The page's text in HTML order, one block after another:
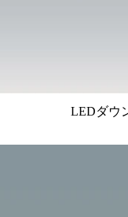
LEDダウ